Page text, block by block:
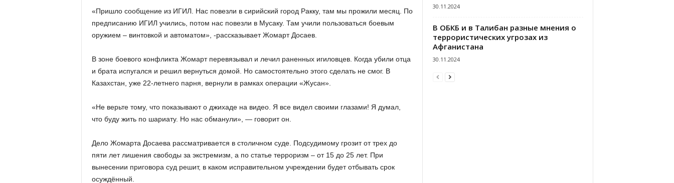
«Пришло сообщение из ИГИЛ. Нас повезли в сирийский город Ракку, там мы прожили месяц. По
предписанию ИГИЛ учились, потом нас повезли в Мусаку. Там учили пользоваться боевым
оружием – винтовкой и автоматом», -рассказывает Жомарт Досаев.
В зоне боевого конфликта Жомарт перевязывал и лечил раненных игиловцев. Когда убили отца
и брата испугался и решил вернуться домой. Но самостоятельно этого сделать не смог. В
Казахстан, уже 22-летнего парня, вернули в рамках операции «Жусан».
«Не верьте тому, что показывают о джихаде на видео. Я все видел своими глазами! Я думал,
что буду жить по шариату. Но нас обманули», — говорит он.
Дело Жомарта Досаева рассматривается в столичном суде. Подсудимому грозит от трех до
пяти лет лишения свободы за экстремизм, а по статье терроризм – от 15 до 25 лет. При
вынесении приговора суд решит, в каком исправительном учреждении будет отбывать срок
осуждённый.
30.11.2024
В ОБКБ и в Талибан разные мнения о
террористических угрозах из
Афганистана
30.11.2024